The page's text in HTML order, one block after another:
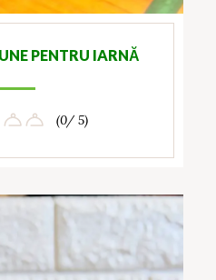
PENTRU IARNĂ
(0/ 5)